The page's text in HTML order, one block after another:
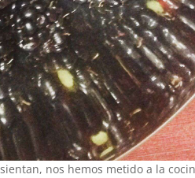
nos hemos metido a la